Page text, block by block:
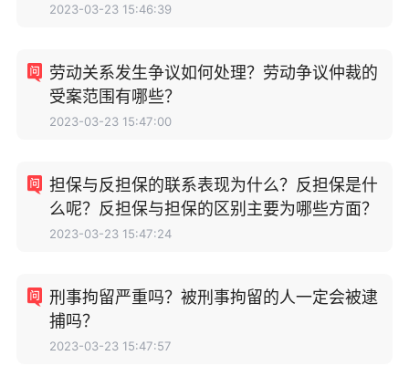
2023-03-23 15:46:39
劳动关系发生争议如何处理？劳动争议仲裁的
受案范围有哪些？
2023-03-23 15:47:00
担保与反担保的联系表现为什么？反担保是什
么呢？反担保与担保的区别主要为哪些方面？
2023-03-23 15:47:24
刑事拘留严重吗？被刑事拘留的人一定会被逮
捕吗？
2023-03-23 15:47:57